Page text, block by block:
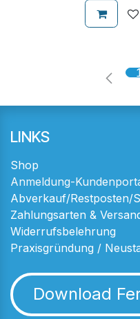
LINKS
Shop
Anmeldung-
Abverkauf/Restposten/
Zahlungsarten &
Widerrufsbelehrung
Praxisgründung /
Download